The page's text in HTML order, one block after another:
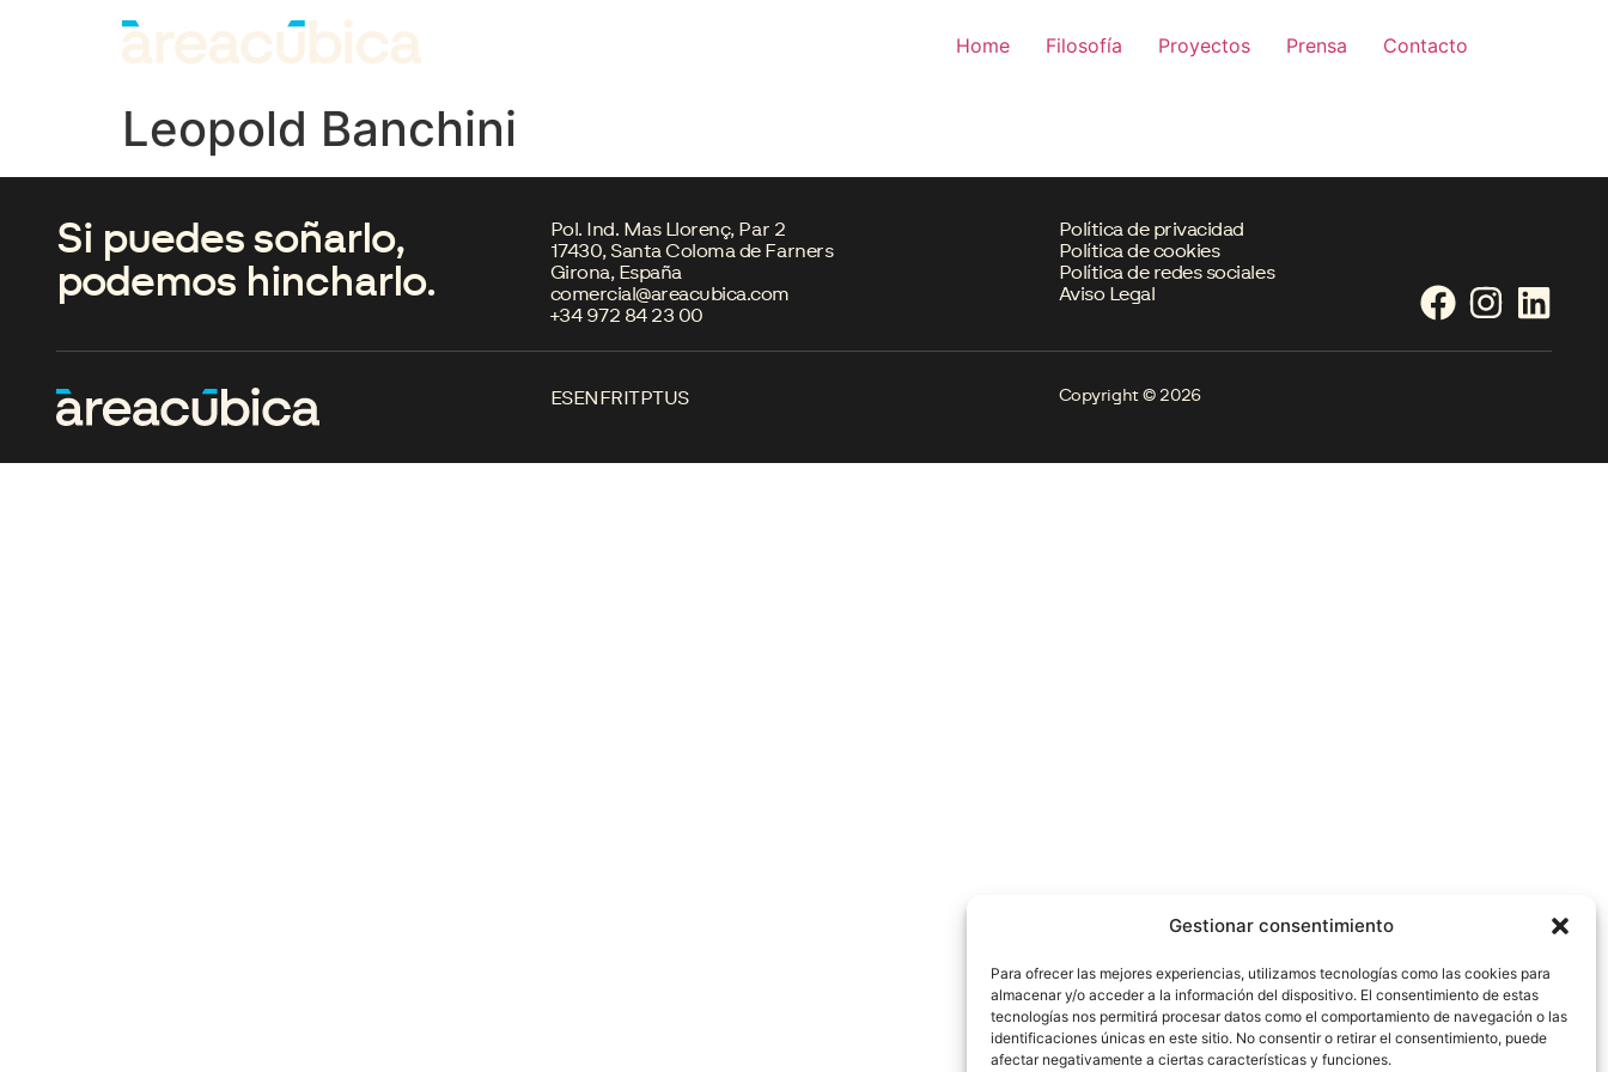
Gestionar consentimiento
Para ofrecer las mejores experiencias, utilizamos tecnologías como las cookies para
almacenar y/o acceder a la información del dispositivo. El consentimiento de estas
tecnologías nos permitirá procesar datos como el comportamiento de navegación o las
identificaciones únicas en este sitio. No consentir o retirar el consentimiento, puede
afectar negativamente a ciertas características y funciones.
Home Filosofía Proyectos Prensa Contacto
Leopold Banchini
Si puedes soñarlo,
podemos hincharlo.
Pol. Ind. Mas Llorenç, Par 2
17430, Santa Coloma de Farners
Girona, España
comercial@areacubica.com
+34 972 84 23 00
Política de privacidad
Política de cookies
Política de redes sociales
Aviso Legal
ESEN FR ITPTUS Copyright © 2026